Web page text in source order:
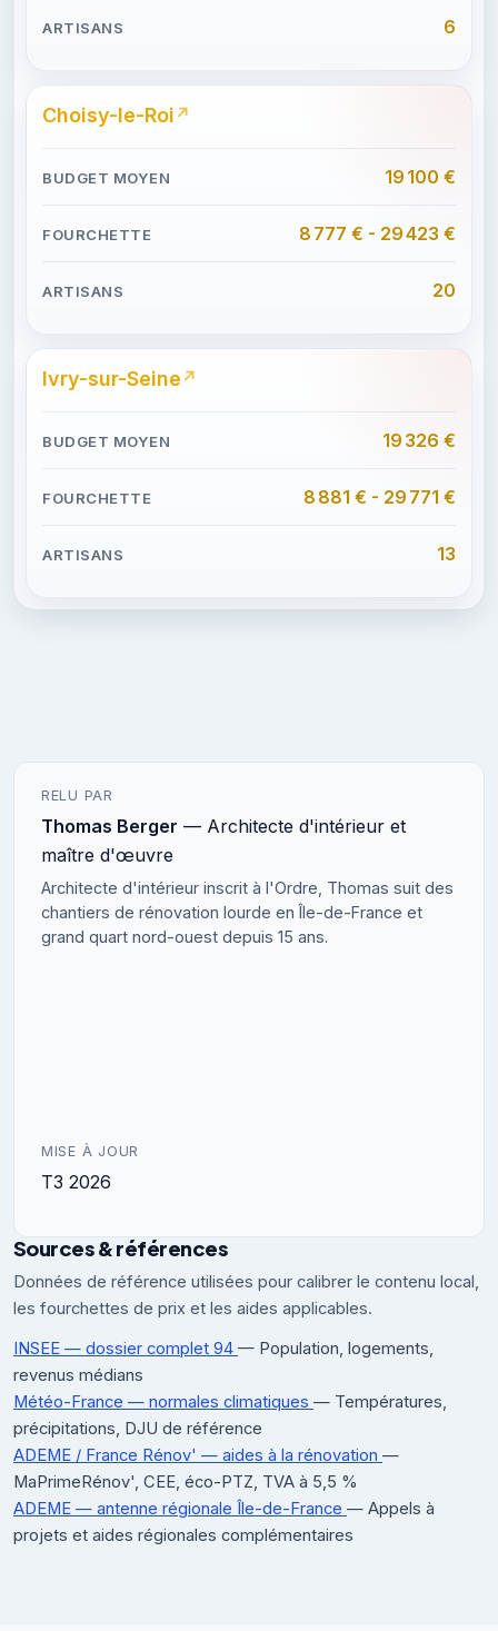
6
Choisy-le-Roi
19 100 €
8 777 € - 29 423 €
20
Ivry-sur-Seine
19 326 €
8 881 € - 29 771 €
13
RELU PAR
Thomas Berger — Architecte d'intérieur et
maître d'œuvre
Architecte d'intérieur inscrit à l'Ordre, Thomas suit des
chantiers de rénovation lourde en Île-de-France et
grand quart nord-ouest depuis 15 ans.
MISE À JOUR
T3 2026
Sources & références
Données de référence utilisées pour calibrer le contenu local,
les fourchettes de prix et les aides applicables.
INSEE — dossier complet 94 — Population, logements,
revenus médians
Météo-France — normales climatiques — Températures,
précipitations, DJU de référence
ADEME / France Rénov' — aides à la rénovation —
MaPrimeRénov', CEE, éco-PTZ, TVA à 5,5 %
ADEME — antenne régionale Île-de-France — Appels à
projets et aides régionales complémentaires